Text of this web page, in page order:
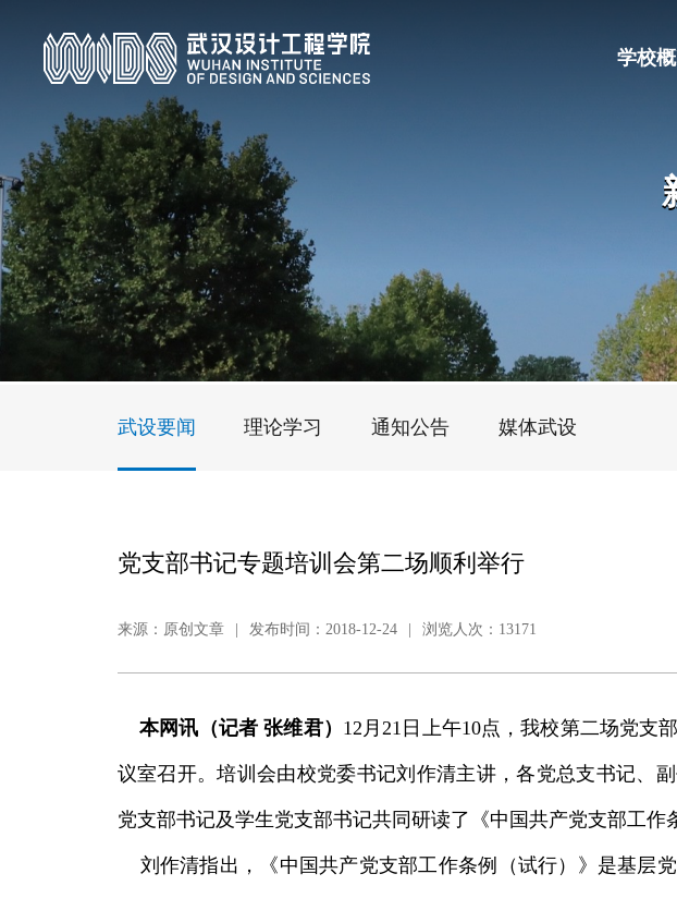
学校
武设要闻 理论学习 通知公告 媒体武设
党支部书记专题培训会第二场顺利举行
来源：原创文章 | 发布时间：2018-12-24 | 浏览人次：13171
本网讯（记者 张维君） 12月21日上午10点，我校第二场党支
议室召开。培训会由校党委书记刘作清主讲，各党总支书记、
党支部书记及学生党支部书记共同研读了《中国共产党支部工作
刘作清指出，《中国共产党支部工作条例（试行）》是基层